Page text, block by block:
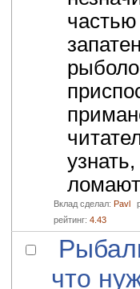
частью
Вклад сделал: Pavl
рейтинг: 4.43
что